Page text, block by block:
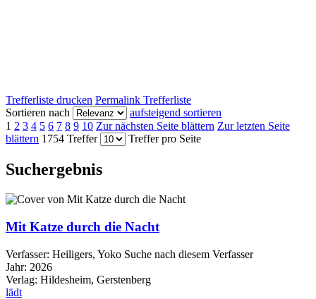
Trefferliste drucken Permalink Trefferliste
Sortieren nach
aufsteigend sortieren
1 2 3 4 5 6 7 8 9 10 Zur nächsten Seite blättern Zur letzten Seite
blättern 1754 Treffer Treffer pro Seite
Suchergebnis
Mit Katze durch die Nacht
Verfasser: Heiligers, Yoko Suche nach diesem Verfasser
Jahr: 2026
Verlag: Hildesheim, Gerstenberg
lädt